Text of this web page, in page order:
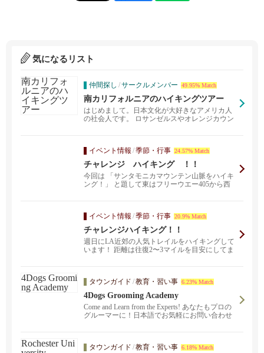
気になるリスト
仲間探し /サークルメンバー 49.95% Match
南カリフォルニアのハイキングツアー
はじめまして。日本文化が大好きなアメリカ人
の社会人です。 ロサンゼルスやオレンジカウン
イベント情報 /季節・行事 24.57% Match
チャレンジ ハイキング ！！
今回は 「サンタモニカマウンテン山脈をハイキ
ング！」 と題して東はフリーウエー405から西
イベント情報 /季節・行事 20.9% Match
チャレンジハイキング！！
週日にLA近郊の人気トレイルをハイキングして
います！ 距離は往復2〜3マイルを目安にしてま
タウンガイド /教育・習い事 6.23% Match
4Dogs Grooming Academy
Come and Learn from the Experts! あなたもプロの
グルーマーに！日本語でお気軽にお問い合わせ
タウンガイド /教育・習い事 6.18% Match